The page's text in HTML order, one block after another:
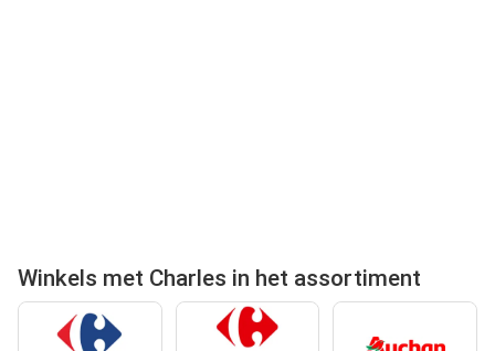
Winkels met Charles in het assortiment